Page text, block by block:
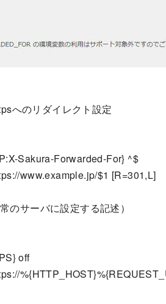
へのリダイレクト設定
Sakura-Forwarded-For} ^$
www.example.jp/$1 [R=301,L]
のサーバに設定する記述）
off